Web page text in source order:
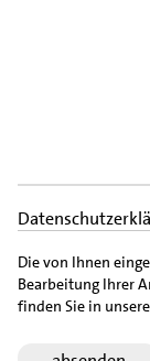
Die von Ihnen
Bearbeitung Ihrer
finden Sie in